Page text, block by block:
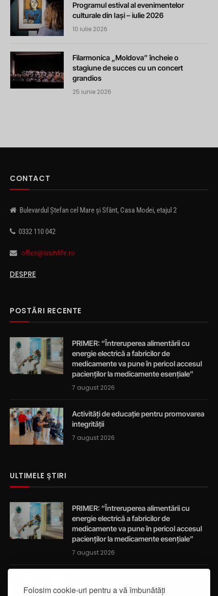
Folosim cookie-uri pentru a vă îmbunătăți
Programul estival al evenimentelor
culturale din Iași – iulie 2026
10 iulie 2026
Filarmonica „Moldova” încheie o
stagiune de succes cu un concert
grandios
25 iunie 2026
CONTACT
Bulevardul Ștefan cel Mare și Sfânt, Casa Modei, etajul 2
0332 110 042
office@iasitvlife.ro
DESPRE
POSTĂRI RECENTE
PRIMER: “Întreruperea alimentării cu
energie electrică a fabricilor de
medicamente va pune în pericol accesul
pacienților la medicamente esențiale”
7 august 2026
Activități de educație pentru promovarea
integrității
7 august 2026
ULTIMELE ȘTIRI
PRIMER: “Întreruperea alimentării cu
energie electrică a fabricilor de
medicamente va pune în pericol accesul
pacienților la medicamente esențiale”
7 august 2026
integrității